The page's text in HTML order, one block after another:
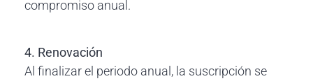
compromiso anual.
4. Renovación
Al finalizar el periodo anual, la suscripción se